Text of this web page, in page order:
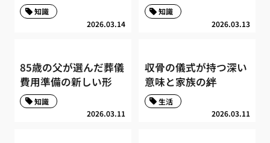
2026.03.14
知識
2026.03.13
知識
85歳の父が選んだ葬儀
費用準備の新しい形
2026.03.11
知識
収骨の儀式が持つ深い
意味と家族の絆
2026.03.11
生活